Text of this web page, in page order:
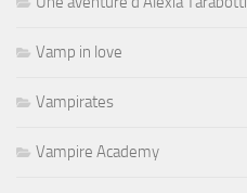
Vamp in love
Vampirates
Vampire Academy